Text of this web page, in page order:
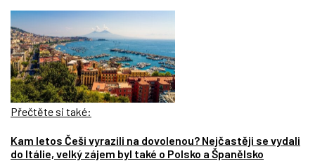
Přečtěte si také:
Kam letos Češi vyrazili na dovolenou? Nejčastěji se vydali
do Itálie, velký zájem byl také o Polsko a Španělsko